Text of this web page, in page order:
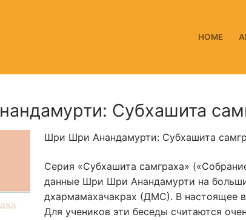
HOME
Субхашита
Шри Шри Анандамурти: Субхашита
Серия «Субхашита самграха»
данные Шри Шри Анандамурти на
дхармамахачакрах (ДМС). В настоящее
Для учеников эти беседы считаются